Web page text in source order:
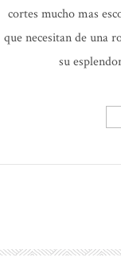
cortes mucho mas
que necesitan de una
su